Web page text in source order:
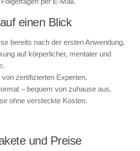
einen Blick
bereits nach der ersten Anwendung.
auf körperlicher, mentaler und
zertifizierten Experten.
– bequem von zuhause aus.
ohne versteckte Kosten.
und Preise